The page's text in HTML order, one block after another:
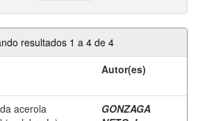
resultados 1 a 4 de 4
Autor(es)
acerola
GONZAGA